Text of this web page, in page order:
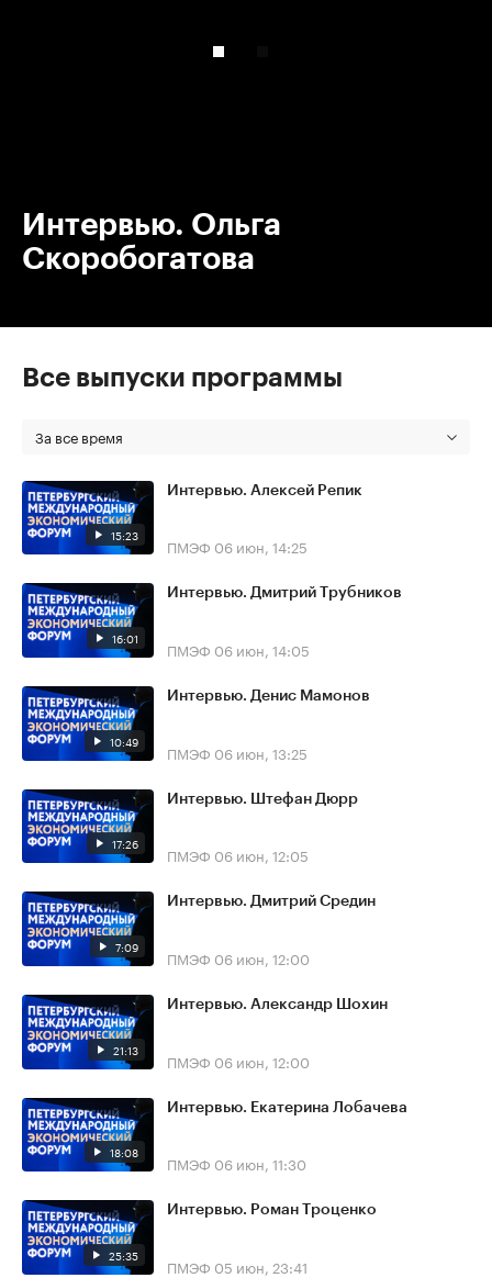
Интервью. Ольга
Скоробогатова
Все выпуски программы
За все время
15:23
Интервью. Алексей Репик
ПМЭФ 06 июн, 14:25
16:01
Интервью. Дмитрий Трубников
ПМЭФ 06 июн, 14:05
10:49
Интервью. Денис Мамонов
ПМЭФ 06 июн, 13:25
17:26
Интервью. Штефан Дюрр
ПМЭФ 06 июн, 12:05
7:09
Интервью. Дмитрий Средин
ПМЭФ 06 июн, 12:00
21:13
Интервью. Александр Шохин
ПМЭФ 06 июн, 12:00
18:08
Интервью. Екатерина Лобачева
ПМЭФ 06 июн, 11:30
25:35
Интервью. Роман Троценко
ПМЭФ 05 июн, 23:41